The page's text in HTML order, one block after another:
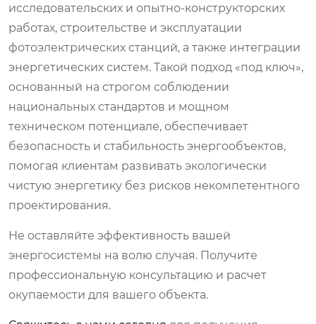
исследовательских и опытно-конструкторских
работах, строительстве и эксплуатации
фотоэлектрических станций, а также интеграции
энергетических систем. Такой подход «под ключ»,
основанный на строгом соблюдении
национальных стандартов и мощном
техническом потенциале, обеспечивает
безопасность и стабильность энергообъектов,
помогая клиентам развивать экологически
чистую энергетику без рисков некомпетентного
проектирования.
Не оставляйте эффективность вашей
энергосистемы на волю случая. Получите
профессиональную консультацию и расчет
окупаемости для вашего объекта.